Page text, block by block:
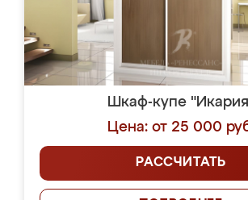
Шкаф-купе
Цена: от 25 000
РАССЧИТАТЬ